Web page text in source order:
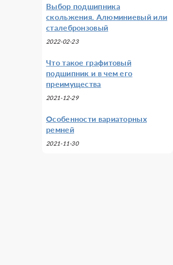
Выбор подшипника
скольжения. Алюминиевый или
сталебронзовый
2022-02-23
Что такое графитовый
подшипник и в чем его
преимущества
2021-12-29
Особенности вариаторных
ремней
2021-11-30